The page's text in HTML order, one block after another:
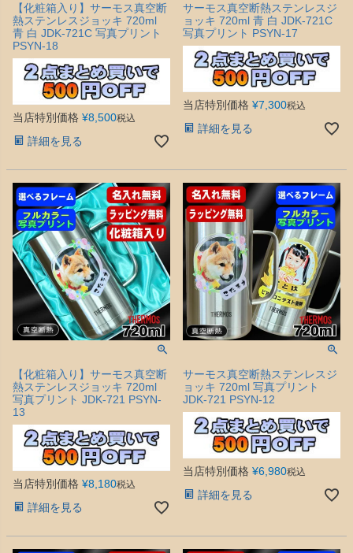
【化粧箱入り】サーモス真空断
熱ステンレスジョッキ 720ml
青 白 JDK-721C 写真プリント
PSYN-18
当店特別価格 ¥8,500税込
詳細を見る
サーモス真空断熱ステンレスジ
ョッキ 720ml 青 白 JDK-721C
写真プリント PSYN-17
当店特別価格 ¥7,300税込
詳細を見る
【化粧箱入り】サーモス真空断
熱ステンレスジョッキ 720ml
写真プリント JDK-721 PSYN-
13
当店特別価格 ¥8,180税込
詳細を見る
サーモス真空断熱ステンレスジ
ョッキ 720ml 写真プリント
JDK-721 PSYN-12
当店特別価格 ¥6,980税込
詳細を見る